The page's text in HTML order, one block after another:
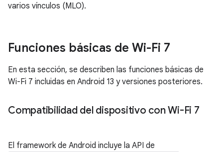
varios vínculos (MLO).
Funciones básicas de Wi-Fi 7
En esta sección, se describen las funciones básicas de
Wi-Fi 7 incluidas en Android 13 y versiones posteriores.
Compatibilidad del dispositivo con Wi-Fi 7
El framework de Android incluye la API de